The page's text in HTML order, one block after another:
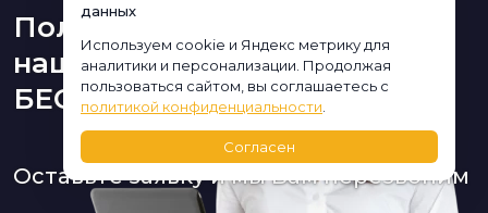
Получите консультацию
нашего дизайнера
БЕСПЛАТНО:
Оставьте заявку и мы Вам перезвоним
данных
Используем cookie и Яндекс метрику для
аналитики и персонализации. Продолжая
пользоваться сайтом, вы соглашаетесь с
политикой конфиденциальности
Согласен